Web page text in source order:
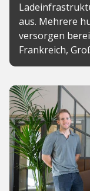
aus. Mehrere
versorgen
Frankreich,